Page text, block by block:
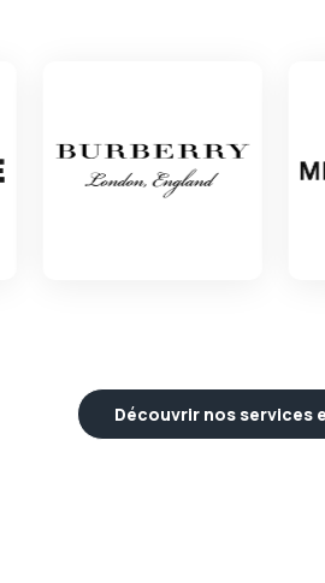
Découvrir nos services